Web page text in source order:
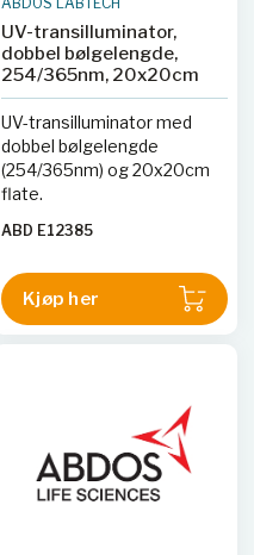
UV-transilluminator,
dobbel bølgelengde,
254/365nm, 20x20cm
UV-transilluminator med
dobbel bølgelengde
(254/365nm) og 20x20cm
flate.
ABD E12385
Kjøp her